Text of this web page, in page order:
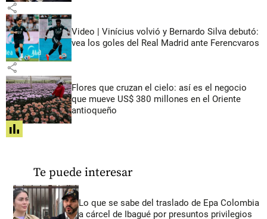
share
Video | Vinícius volvió y Bernardo Silva debutó:
vea los goles del Real Madrid ante Ferencvaros
share
Flores que cruzan el cielo: así es el negocio
que mueve US$ 380 millones en el Oriente
antioqueño
share
Te puede interesar
Lo que se sabe del traslado de Epa Colombia
a cárcel de Ibagué por presuntos privilegios